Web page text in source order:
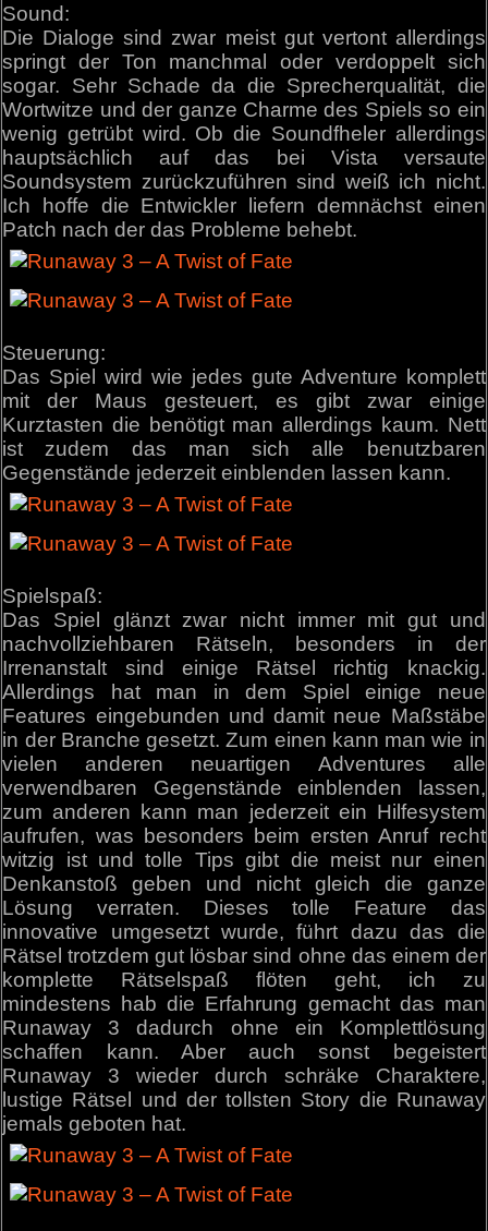
Sound:
Die Dialoge sind zwar meist gut vertont allerdings
springt der Ton manchmal oder verdoppelt sich
sogar. Sehr Schade da die Sprecherqualität, die
Wortwitze und der ganze Charme des Spiels so ein
wenig getrübt wird. Ob die Soundfheler allerdings
hauptsächlich auf das bei Vista versaute
Soundsystem zurückzuführen sind weiß ich nicht.
Ich hoffe die Entwickler liefern demnächst einen
Patch nach der das Probleme behebt.
Steuerung:
Das Spiel wird wie jedes gute Adventure komplett
mit der Maus gesteuert, es gibt zwar einige
Kurztasten die benötigt man allerdings kaum. Nett
ist zudem das man sich alle benutzbaren
Gegenstände jederzeit einblenden lassen kann.
Spielspaß:
Das Spiel glänzt zwar nicht immer mit gut und
nachvollziehbaren Rätseln, besonders in der
Irrenanstalt sind einige Rätsel richtig knackig.
Allerdings hat man in dem Spiel einige neue
Features eingebunden und damit neue Maßstäbe
in der Branche gesetzt. Zum einen kann man wie in
vielen anderen neuartigen Adventures alle
verwendbaren Gegenstände einblenden lassen,
zum anderen kann man jederzeit ein Hilfesystem
aufrufen, was besonders beim ersten Anruf recht
witzig ist und tolle Tips gibt die meist nur einen
Denkanstoß geben und nicht gleich die ganze
Lösung verraten. Dieses tolle Feature das
innovative umgesetzt wurde, führt dazu das die
Rätsel trotzdem gut lösbar sind ohne das einem der
komplette Rätselspaß flöten geht, ich zu
mindestens hab die Erfahrung gemacht das man
Runaway 3 dadurch ohne ein Komplettlösung
schaffen kann. Aber auch sonst begeistert
Runaway 3 wieder durch schräke Charaktere,
lustige Rätsel und der tollsten Story die Runaway
jemals geboten hat.